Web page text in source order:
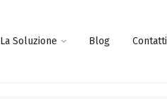
La Soluzione Blog Contatti